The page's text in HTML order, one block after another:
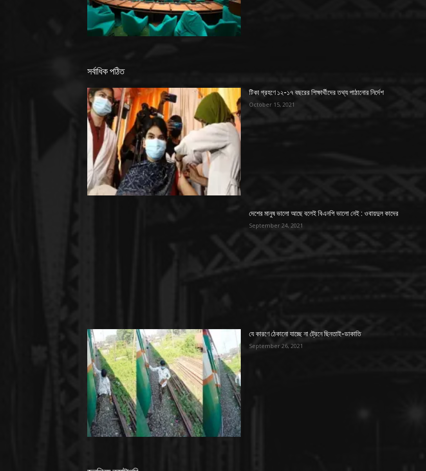
সর্বাধিক পঠিত
টিকা গ্রহণে ১২-১৭ বছরের শিক্ষার্থীদের তথ্য পাঠানোর নির্দেশ
October 15, 2021
দেশের মানুষ ভালো আছে বলেই বিএনপি ভালো নেই : ওবায়দুল কাদের
September 24, 2021
যে কারণে ঠেকানো যাচ্ছে না ট্রেনে ছিনতাই-ডাকাতি
September 26, 2021